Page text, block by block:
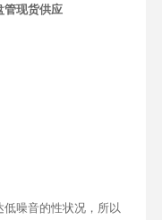
管现货供应
噪音的性状况，所以